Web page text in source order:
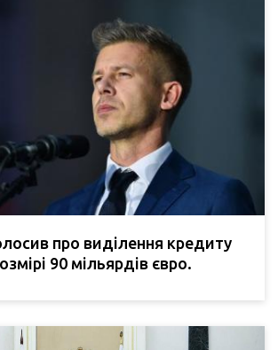
про виділення кредиту
90 мільярдів євро.